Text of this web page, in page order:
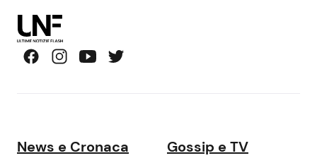
News e Cronaca Gossip e TV